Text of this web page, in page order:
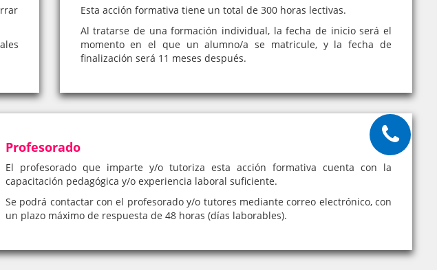
Esta acción formativa tiene un total de 300 horas lectivas.
Al tratarse de una formación individual, la fecha de inicio será el
momento en el que un alumno/a se matricule, y la fecha de
finalización será 11 meses después.
Profesorado
El profesorado que imparte y/o tutoriza esta acción formativa cuenta con la
capacitación pedagógica y/o experiencia laboral suficiente.
Se podrá contactar con el profesorado y/o tutores mediante correo electrónico, con
un plazo máximo de respuesta de 48 horas (días laborables).